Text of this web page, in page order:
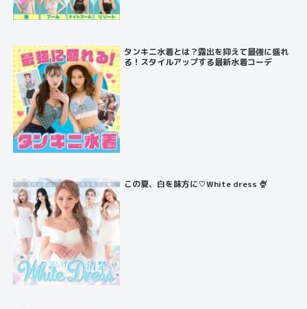
タンキニ水着とは？露出を抑えて最強に盛れ
る！スタイルアップする最新水着コーデ
この夏、白を味方に♡White dress 🍨